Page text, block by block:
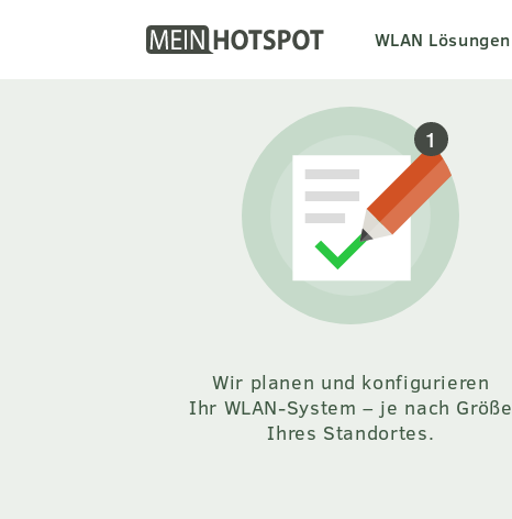
WLAN Lösungen
Wir planen und konfigurieren
Ihr WLAN-System – je nach Größe
Ihres Standortes.